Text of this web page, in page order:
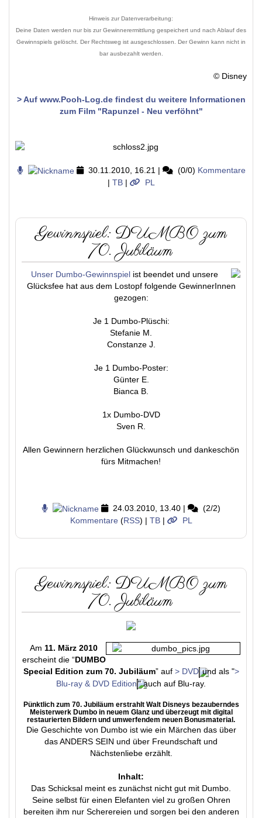
Hinweis zur Datenverarbeitung:
Deine Daten werden nur bis zur Gewinnerermittlung gespeichert und nach Ablauf des
Gewinnspiels gelöscht. Der Rechtsweg ist ausgeschlossen. Der Gewinn kann nicht in
bar ausbezahlt werden.
© Disney
> Auf www.Pooh-Log.de findest du weitere Informationen
zum Film "Rapunzel - Neu verföhnt"
30.11.2010, 16.21 | (0/0) Kommentare
| TB| PL
Gewinnspiel: DUMBO zum
70. Jubiläum
Unser Dumbo-Gewinnspiel ist beendet und unsere
Glücksfee hat aus dem Lostopf folgende GewinnerInnen
gezogen:
Je 1 Dumbo-Plüschi:
Stefanie M.
Constanze J.
Je 1 Dumbo-Poster:
Günter E.
Bianca B.
1x Dumbo-DVD
Sven R.
Allen Gewinnern herzlichen Glückwunsch und dankeschön
fürs Mitmachen!
24.03.2010, 13.40 |
(2/2)
Kommentare (RSS) | TB| PL
Gewinnspiel: DUMBO zum
70. Jubiläum
Am 11. März 2010
erscheint die “DUMBO
Special Edition zum 70. Jubiläum” auf > DVDund als ">
Blu-ray & DVD Edition" auch auf Blu-ray.
Pünktlich zum 70. Jubiläum erstrahlt Walt Disneys bezauberndes
Meisterwerk Dumbo in neuem Glanz und überzeugt mit digital
restaurierten Bildern und umwerfendem neuen Bonusmaterial.
Die Geschichte von Dumbo ist wie ein Märchen das über
das ANDERS SEIN und über Freundschaft und
Nächstenliebe erzählt.
Inhalt:
Das Schicksal meint es zunächst nicht gut mit Dumbo.
Seine selbst für einen Elefanten viel zu großen Ohren
bereiten ihm nur Scherereien und sorgen bei den anderen